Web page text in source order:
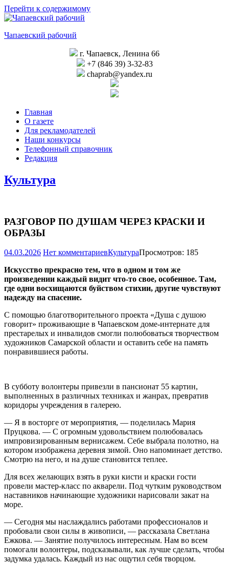
Перейти к содержимому
Чапаевский рабочий
г. Чапаевск, Ленина 66
+7 (846 39) 3-32-83
chaprab@yandex.ru
Главная
О газете
Для рекламодателей
Наши конкурсы
Телефонный справочник
Редакция
Культура
РАЗГОВОР ПО ДУШАМ ЧЕРЕЗ КРАСКИ И
ОБРАЗЫ
04.03.2026 Нет комментариевКультураПросмотров: 185
Искусство прекрасно тем, что в одном и том же
произведении каждый видит что-­то свое, особенное. Там,
где одни восхищаются буйством стихии, другие чувствуют
надежду на спасение.
С помощью благотворительного проекта «Душа с душою
говорит» проживающие в Чапаевском доме-интернате для
престарелых и инвалидов смогли полюбоваться творчеством
художников Самарской области и оставить себе на память
понравившиеся работы.
В субботу волонтеры привезли в пансионат 55 картин,
выполненных в различных техниках и жанрах, превратив
коридоры учреждения в галерею.
— Я в восторге от мероприятия, — поделилась Мария
Пруцкова. — С огромным удовольствием полюбовалась
импровизированным вернисажем. Себе выбрала полотно, на
котором изображена деревня зимой. Оно напоминает детство.
Смотрю на него, и на душе становится теплее.
Для всех желающих взять в руки кисти и краски гости
провели мастер-класс по акварели. Под чутким руководством
наставников начинающие художники нарисовали закат на
море.
— Сегодня мы наслаждались работами профессионалов и
пробовали свои силы в живописи, — рассказала Светлана
Ежкова. — Занятие получилось интересным. Нам во всем
помогали волонтеры, подсказывали, как лучше сделать, чтобы
задумка удалась. Каждый из нас ощутил себя творцом.